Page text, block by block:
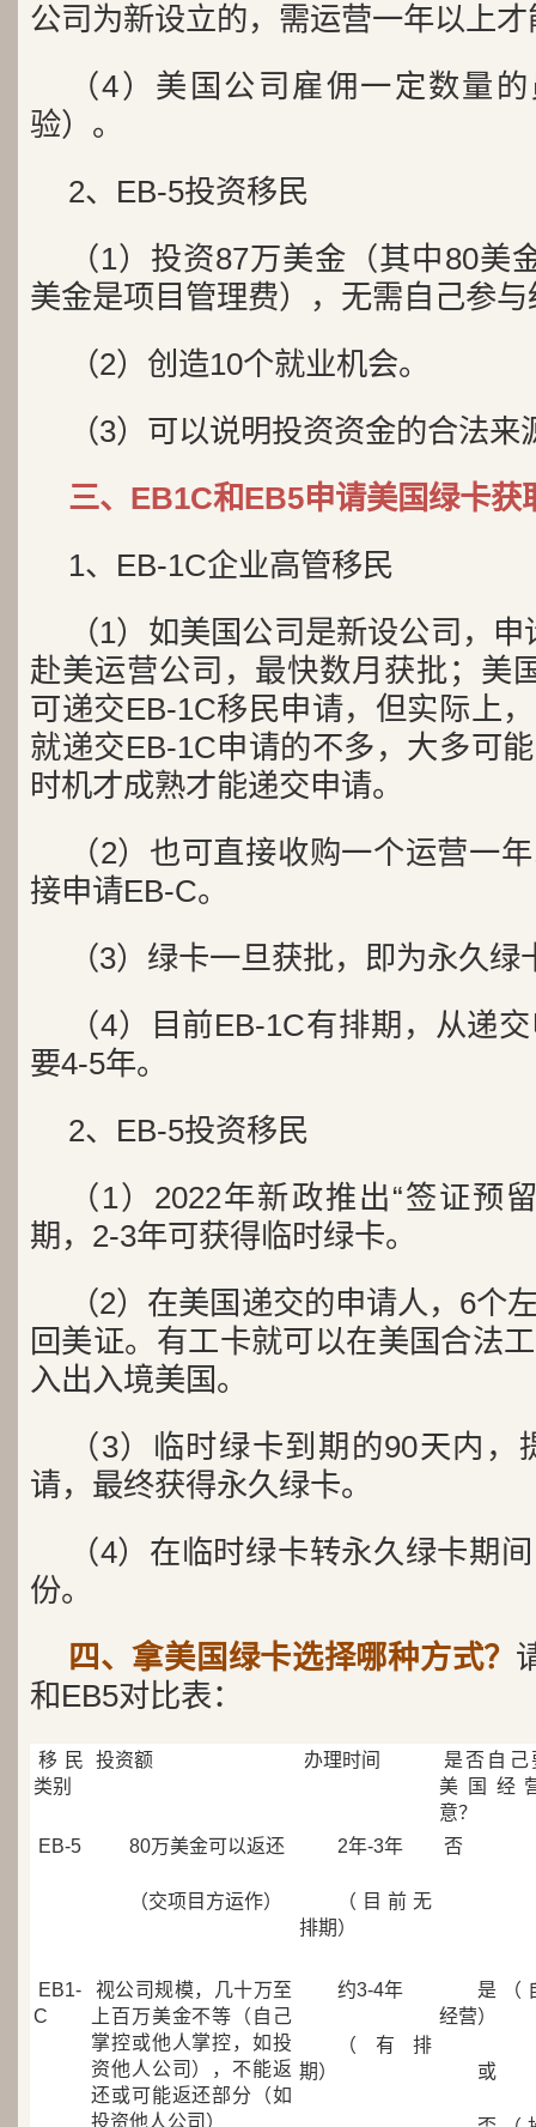
公司为新设立的，需运营一年以上
（4）美国公司雇佣一定数量
验）。
2、EB-5投资移民
（1）投资87万美金（其中80美
美金是项目管理费），无需自己参
（2）创造10个就业机会。
（3）可以说明投资资金的合法来
三、EB1C和EB5申请美国绿卡获
1、EB-1C企业高管移民
（1）如美国公司是新设公司，
赴美运营公司，最快数月获批；美
可递交EB-1C移民申请，但实际上
就递交EB-1C申请的不多，大多可
时机才成熟才能递交申请。
（2）也可直接收购一个运营一
接申请EB-C。
（3）绿卡一旦获批，即为永久绿
（4）目前EB-1C有排期，从递
要4-5年。
2、EB-5投资移民
（1）2022年新政推出“签证预
期，2-3年可获得临时绿卡。
（2）在美国递交的申请人，6个
回美证。有工卡就可以在美国合法
入出入境美国。
（3）临时绿卡到期的90天内
请，最终获得永久绿卡。
（4）在临时绿卡转永久绿卡期
份。
四、拿美国绿卡选择哪种方式？
和EB5对比表：
移民
类别
投资额 办理时间
是否自己
美国经
意？
EB-5
80万美金可以返还
（交项目方运作）
2年-3年
（目前无
排期）
否
EB1-
C
视公司规模，几十万至
上百万美金不等（自己
掌控或他人掌控，如投
资他人公司），不能返
还或可能返还部分（如
投资他人公司）
约3-4年
（有排
期）
是（
经营）
或